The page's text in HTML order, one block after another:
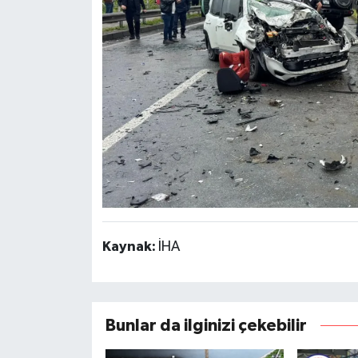
Kaynak: İHA
Bunlar da ilginizi çekebilir